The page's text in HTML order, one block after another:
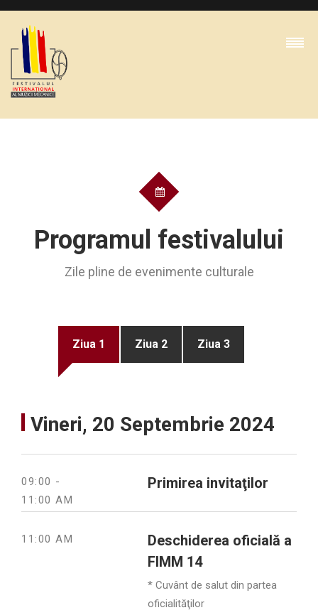
Programul festivalului
Zile pline de evenimente culturale
Ziua 1 Ziua 2 Ziua 3
Vineri, 20 Septembrie 2024
09:00 -
11:00 AM
Primirea invitaţilor
11:00 AM
Deschiderea oficială a
FIMM 14
* Cuvânt de salut din partea
oficialităţilor